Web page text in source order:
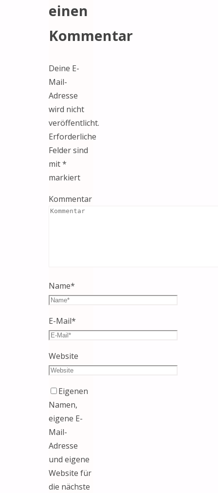
einen
Kommentar
Deine E-
Mail-
Adresse
wird nicht
veröffentlicht.
Erforderliche
Felder sind
mit*
markiert
Kommentar
Name*
E-Mail*
Website
Eigenen
Namen,
eigene E-
Mail-
Adresse
und eigene
Website für
die nächste